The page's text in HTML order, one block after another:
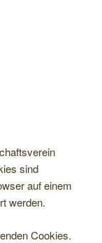
sind
auf einem
werden.
Cookies.